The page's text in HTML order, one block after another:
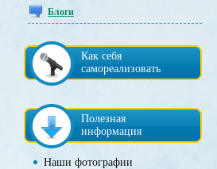
Блоги
Как себя
самореализовать
Полезная
информация
Наши фотографии